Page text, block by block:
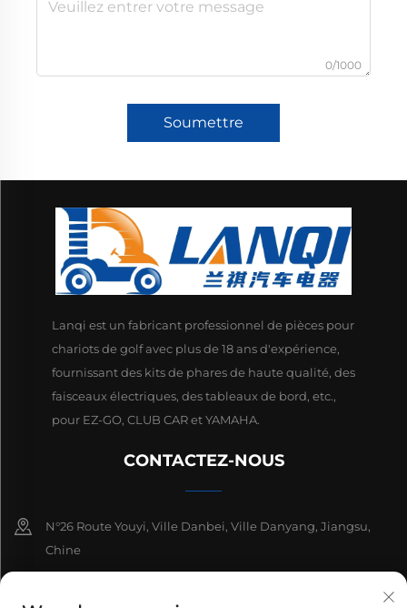
0/1000
Soumettre
Lanqi est un fabricant professionnel de pièces pour
chariots de golf avec plus de 18 ans d'expérience,
fournissant des kits de phares de haute qualité, des
faisceaux électriques, des tableaux de bord, etc.,
pour EZ-GO, CLUB CAR et YAMAHA.
CONTACTEZ-NOUS
N°26 Route Youyi, Ville Danbei, Ville Danyang, Jiangsu,
Chine